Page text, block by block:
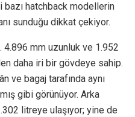
bazı hatchback modellerin
sunduğu dikkat çekiyor.
4.896 mm uzunluk ve 1.952
daha iri bir gövdeye sahip.
ve bagaj tarafında aynı
gibi görünüyor. Arka
litreye ulaşıyor; yine de